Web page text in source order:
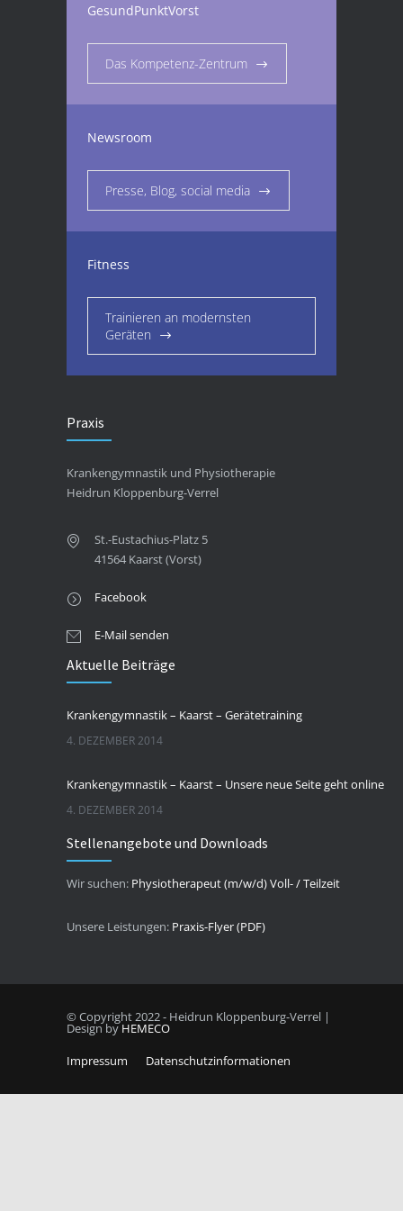
GesundPunktVorst
Das Kompetenz-Zentrum
Newsroom
Presse, Blog, social media
Fitness
Trainieren an modernsten
Geräten
Praxis
Krankengymnastik und Physiotherapie
Heidrun Kloppenburg-Verrel
St.-Eustachius-Platz 5
41564 Kaarst (Vorst)
Facebook
E-Mail senden
Aktuelle Beiträge
Krankengymnastik – Kaarst – Gerätetraining
4. DEZEMBER 2014
Krankengymnastik – Kaarst – Unsere neue Seite geht online
4. DEZEMBER 2014
Stellenangebote und Downloads
Wir suchen: Physiotherapeut (m/w/d) Voll- / Teilzeit
Unsere Leistungen: Praxis-Flyer (PDF)
© Copyright 2022 - Heidrun Kloppenburg-Verrel |
Design byHEMECO
Impressum
Datenschutzinformationen